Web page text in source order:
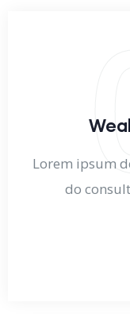
Lorem ipsum
do